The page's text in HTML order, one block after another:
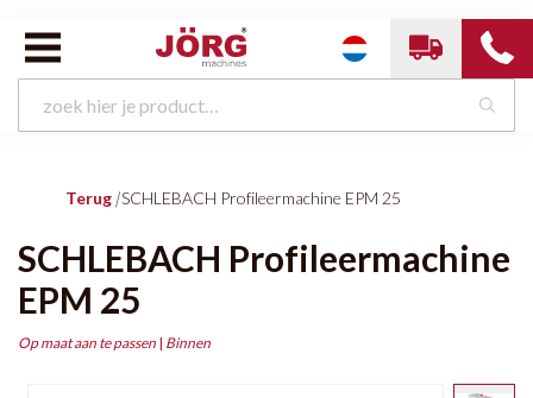
Terug |SCHLEBACH Profileermachine EPM 25
SCHLEBACH Profileermachine
EPM 25
Op maat aan te passen | Binnen